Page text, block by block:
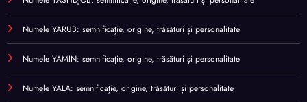
Numele YARUB: semnificație, origine, trăsături și personalitate
Numele YAMIN: semnificație, origine, trăsături și personalitate
Numele YALA: semnificație, origine, trăsături și personalitate